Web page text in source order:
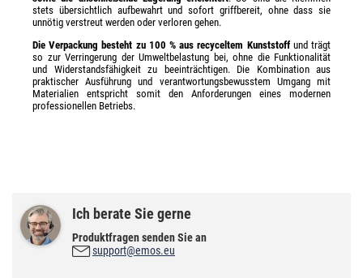
stets übersichtlich aufbewahrt und sofort griffbereit, ohne dass sie
unnötig verstreut werden oder verloren gehen.
Die Verpackung besteht zu 100 % aus recyceltem Kunststoffund trägt
so zur Verringerung der Umweltbelastung bei, ohne die Funktionalität
und Widerstandsfähigkeit zu beeinträchtigen. Die Kombination aus
praktischer Ausführung und verantwortungsbewusstem Umgang mit
Materialien entspricht somit den Anforderungen eines modernen
professionellen Betriebs.
Ich berate Sie gerne
Produktfragen senden Sie an
support@emos.eu